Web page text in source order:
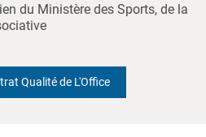
du Ministère des Sports, de la
Qualité de L'Office